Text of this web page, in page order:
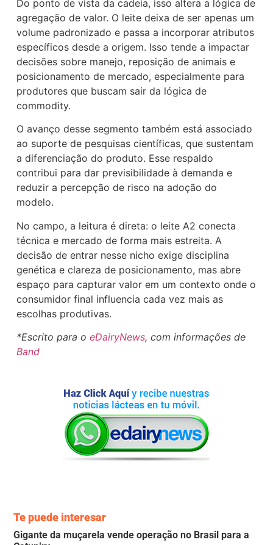
Do ponto de vista da cadeia, isso altera a lógica de
agregação de valor. O leite deixa de ser apenas um
volume padronizado e passa a incorporar atributos
específicos desde a origem. Isso tende a impactar
decisões sobre manejo, reposição de animais e
posicionamento de mercado, especialmente para
produtores que buscam sair da lógica de
commodity.
O avanço desse segmento também está associado
ao suporte de pesquisas científicas, que sustentam
a diferenciação do produto. Esse respaldo
contribui para dar previsibilidade à demanda e
reduzir a percepção de risco na adoção do
modelo.
No campo, a leitura é direta: o leite A2 conecta
técnica e mercado de forma mais estreita. A
decisão de entrar nesse nicho exige disciplina
genética e clareza de posicionamento, mas abre
espaço para capturar valor em um contexto onde o
consumidor final influencia cada vez mais as
escolhas produtivas.
*Escrito para oeDairyNews, com informações de
Band
Te puede interesar
Gigante da muçarela vende operação no Brasil para a